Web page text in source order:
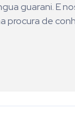
guarani. E
procura de